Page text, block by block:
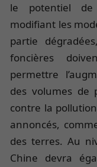
le potentiel
modifiant les
partie
foncières
permettre
des volumes de
contre la
annoncés,
des terres. Au
Chine devra